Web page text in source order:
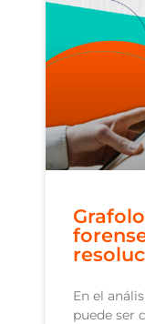
En el
puede ser